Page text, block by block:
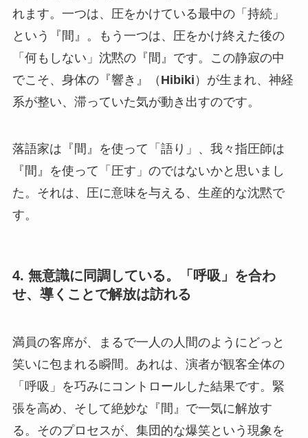
れます。一つは、圧をかけている最中の「持続」
という『間』。もう一つは、圧をかけ終えた後の
「何もしない」沈黙の『間』です。この静寂の中
でこそ、身体の『響き』（ Hibiki ）が生まれ、神経
系が整い、滞っていた気が動き出すのです。
落語家は『間』を使って「語り」、我々指圧師は
『間』を使って「圧す」のではないかと思いまし
た。それは、圧に意味を与える、生産的な沈黙で
す。
4. 無意識に同調している。「呼吸」を合わ
せ、導くことで解放は訪れる
満員の客席が、まるで一人の人間のようにどっと
笑いに包まれる瞬間。あれは、演者が観客全体の
「呼吸」を巧みにコントロールした結果です。緊
張を高め、そして絶妙な『間』で一気に解放す
る。そのプロセスが、集団的な爆笑という現象を